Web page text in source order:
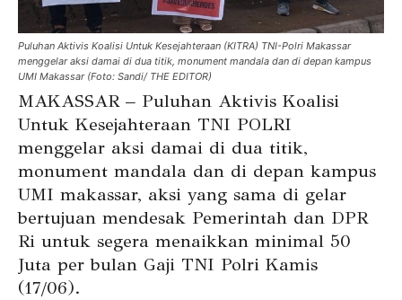
Puluhan Aktivis Koalisi Untuk Kesejahteraan (KITRA) TNI-Polri Makassar
menggelar aksi damai di dua titik, monument mandala dan di depan kampus
UMI Makassar (Foto: Sandi/ THE EDITOR)
MAKASSAR – Puluhan Aktivis Koalisi
Untuk Kesejahteraan TNI POLRI
menggelar aksi damai di dua titik,
monument mandala dan di depan kampus
UMI makassar, aksi yang sama di gelar
bertujuan mendesak Pemerintah dan DPR
Ri untuk segera menaikkan minimal 50
Juta per bulan Gaji TNI Polri Kamis
(17/06).